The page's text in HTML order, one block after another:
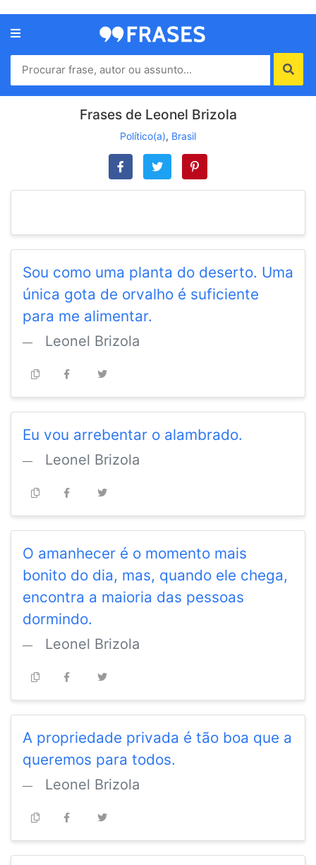
Menu
Home
Autores
Frases de Leonel Brizola
Político(a), Brasil
Sou como uma planta do deserto. Uma
única gota de orvalho é suficiente
para me alimentar.
Leonel Brizola
Eu vou arrebentar o alambrado.
Leonel Brizola
O amanhecer é o momento mais
bonito do dia, mas, quando ele chega,
encontra a maioria das pessoas
dormindo.
Leonel Brizola
A propriedade privada é tão boa que a
queremos para todos.
Leonel Brizola